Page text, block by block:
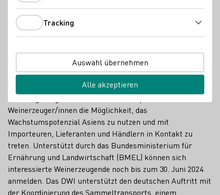
Hong Kong International Wine & Spirits Fair vom
07.-09.11.2024
Die Hong Kong International Wine & Spirits Fair bietet
Weinerzeuger/innen die Möglichkeit, das
Wachstumspotenzial Asiens zu nutzen und mit
Importeuren, Lieferanten und Händlern in Kontakt zu
treten. Unterstützt durch das Bundesministerium für
Ernährung und Landwirtschaft (BMEL) können sich
interessierte Weinerzeugende noch bis zum 30. Juni 2024
anmelden. Das DWI unterstützt den deutschen Auftritt mit
der Koordinierung des Sammeltransports, einem
Tracking
Auswahl übernehmen
Alle akzeptieren